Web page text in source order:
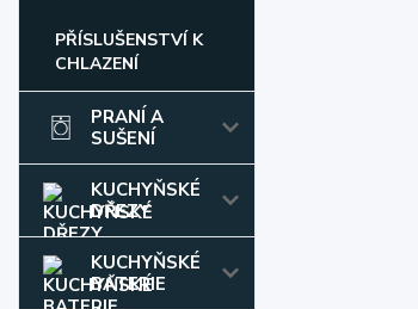
PŘÍSLUŠENSTVÍ K
CHLAZENÍ
PRANÍ A
SUŠENÍ
KUCHYŇSKÉ
DŘEZY
KUCHYŇSKÉ
BATERIE